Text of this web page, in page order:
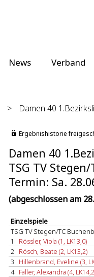
News Verband
>
Damen 40
Ergebnishistorie
Damen 40
TSG TV
Termin: Sa.
(abgeschlossen am
Einzelspiele
TSG TV Stegen/TC
1
Rössler, Viola (1, LK13,0)
2 Rösch, Beate (2, LK13,2)
3
Hillenbrand, Eveline (3,
4 Faller, Alexandra (4,